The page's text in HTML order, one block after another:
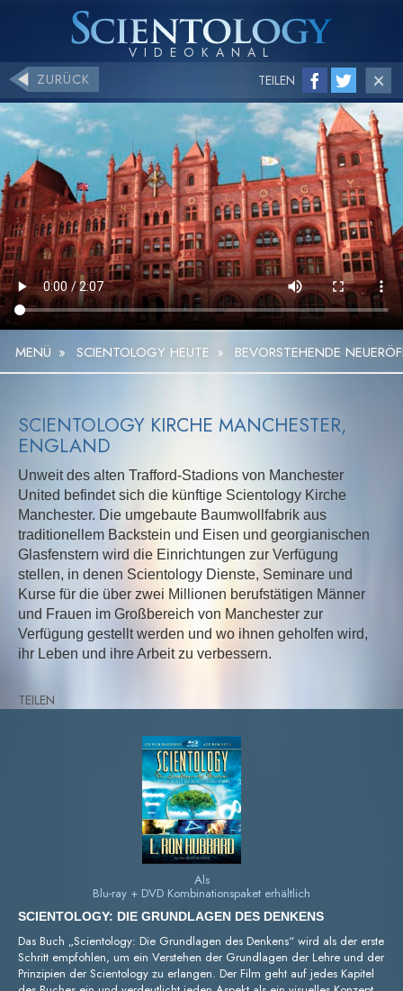
ZURÜCK TEILEN
MENÜ » SCIENTOLOGY HEUTE » BEVORSTEHENDE
SCIENTOLOGY KIRCHE MANCHESTER,
ENGLAND
Unweit des alten Trafford-Stadions von Manchester
United befindet sich die künftige Scientology Kirche
Manchester. Die umgebaute Baumwollfabrik aus
traditionellem Backstein und Eisen und georgianischen
Glasfenstern wird die Einrichtungen zur Verfügung
stellen, in denen Scientology Dienste, Seminare und
Kurse für die über zwei Millionen berufstätigen Männer
und Frauen im Großbereich von Manchester zur
Verfügung gestellt werden und wo ihnen geholfen wird,
ihr Leben und ihre Arbeit zu verbessern.
TEILEN
Als
Blu-ray + DVD Kombinationspaket erhältlich
SCIENTOLOGY: DIE GRUNDLAGEN DES DENKENS
Das Buch „Scientology: Die Grundlagen des Denkens“ wird als der erste
Schritt empfohlen, um ein Verstehen der Grundlagen der Lehre und der
Prinzipien der Scientology zu erlangen. Der Film geht auf jedes Kapitel